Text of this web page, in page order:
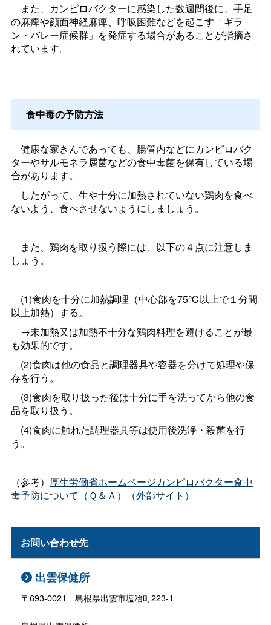
また、カンピロバクターに感染した数週間後に、手足
の麻痺や顔面神経麻痺、呼吸困難などを起こす「ギラ
ン・バレー症候群」を発症する場合があることが指摘さ
れています。
食中毒の予防方法
健康な家きんであっても、腸管内などにカンピロバク
ターやサルモネラ属菌などの食中毒菌を保有している場
合があります。
したがって、生や十分に加熱されていない鶏肉を食べ
ないよう、食べさせないようにしましょう。
また、鶏肉を取り扱う際には、以下の４点に注意しま
しょう。
(1)食肉を十分に加熱調理（中心部を75℃以上で１分間
以上加熱）する。
→未加熱又は加熱不十分な鶏肉料理を避けることが最
も効果的です。
(2)食肉は他の食品と調理器具や容器を分けて処理や保
存を行う。
(3)食肉を取り扱った後は十分に手を洗ってから他の食
品を取り扱う。
(4)食肉に触れた調理器具等は使用後洗浄・殺菌を行
う。
（参考） 厚生労働省ホームページカンピロバクター食中
毒予防について（Ｑ＆Ａ）（外部サイト）
お問い合わせ先
出雲保健所
〒693-0021 島根県出雲市塩冶町223-1